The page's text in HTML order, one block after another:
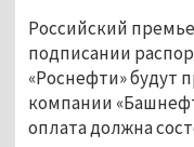
Российский
подписании
«Роснефти» будут
компании
оплата должна